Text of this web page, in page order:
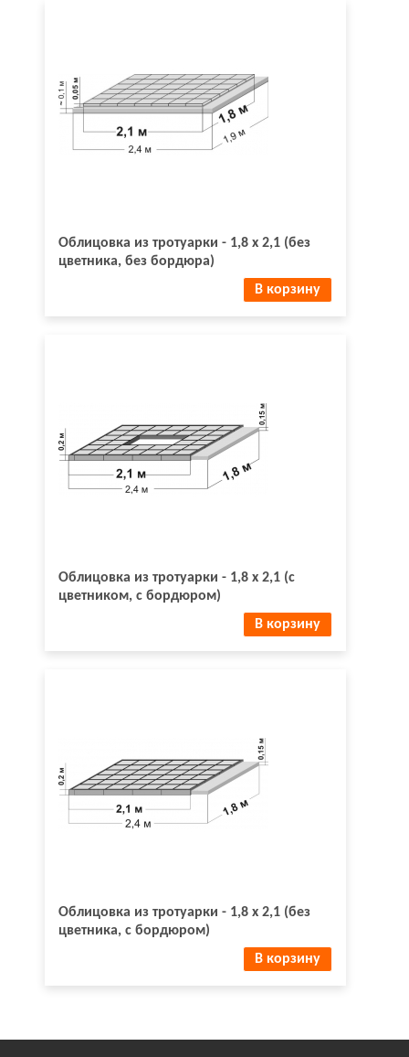
Облицовка из тротуарки - 1,8 х 2,1 (без
цветника, без бордюра)
В корзину
Облицовка из тротуарки - 1,8 х 2,1 (с
цветником, с бордюром)
В корзину
Облицовка из тротуарки - 1,8 х 2,1 (без
цветника, с бордюром)
В корзину